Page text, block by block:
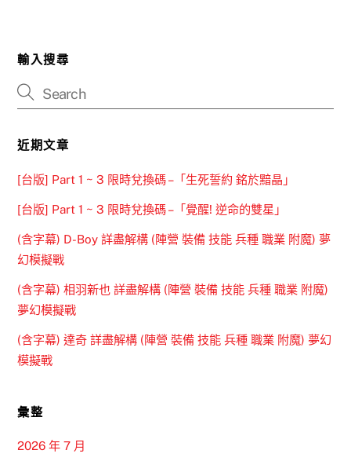
輸入搜尋
近期文章
[台版] Part 1 ~ 3 限時兌換碼 –「生死誓約 銘於黯晶」
[台版] Part 1 ~ 3 限時兌換碼 –「覺醒! 逆命的雙星」
(含字幕) D-Boy 詳盡解構 (陣營 裝備 技能 兵種 職業 附魔) 夢
幻模擬戰
(含字幕) 相羽新也 詳盡解構 (陣營 裝備 技能 兵種 職業 附魔)
夢幻模擬戰
(含字幕) 達奇 詳盡解構 (陣營 裝備 技能 兵種 職業 附魔) 夢幻
模擬戰
彙整
2026 年 7 月